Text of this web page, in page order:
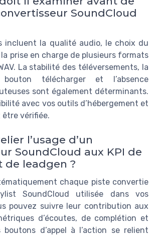
SoundCloud
incluent la qualité audio, le choix du
prise en charge de plusieurs formats
La stabilité des téléversements, la
télécharger et l’absence
sont également déterminants.
avec vos outils d’hébergement et
vérifiée.
l’usage d’un
SoundCloud aux KPI de
de leadgen ?
chaque piste convertie
SoundCloud utilisée dans vos
pouvez suivre leur contribution aux
d’écoutes, de complétion et
d’appel à l’action se relient